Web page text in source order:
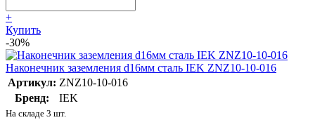
+
Купить
-30%
Наконечник заземления d16мм сталь IEK ZNZ10-10-016
Артикул: ZNZ10-10-016
Бренд:
IEK
На складе 3 шт.